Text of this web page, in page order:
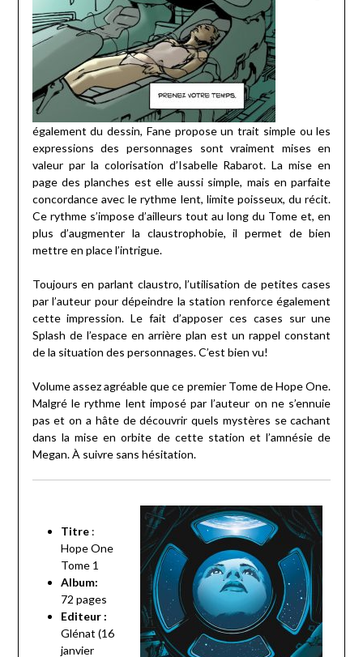
également du dessin, Fane propose un trait simple ou les
expressions des personnages sont vraiment mises en
valeur par la colorisation d’Isabelle Rabarot. La mise en
page des planches est elle aussi simple, mais en parfaite
concordance avec le rythme lent, limite poisseux, du récit.
Ce rythme s’impose d’ailleurs tout au long du Tome et, en
plus d’augmenter la claustrophobie, il permet de bien
mettre en place l’intrigue.
Toujours en parlant claustro, l’utilisation de petites cases
par l’auteur pour dépeindre la station renforce également
cette impression. Le fait d’apposer ces cases sur une
Splash de l’espace en arrière plan est un rappel constant
de la situation des personnages. C’est bien vu!
Volume assez agréable que ce premier Tome de Hope One.
Malgré le rythme lent imposé par l’auteur on ne s’ennuie
pas et on a hâte de découvrir quels mystères se cachant
dans la mise en orbite de cette station et l’amnésie de
Megan. À suivre sans hésitation.
Titre:
Hope One
Tome 1
Album:
72 pages
Editeur :
Glénat (16
janvier